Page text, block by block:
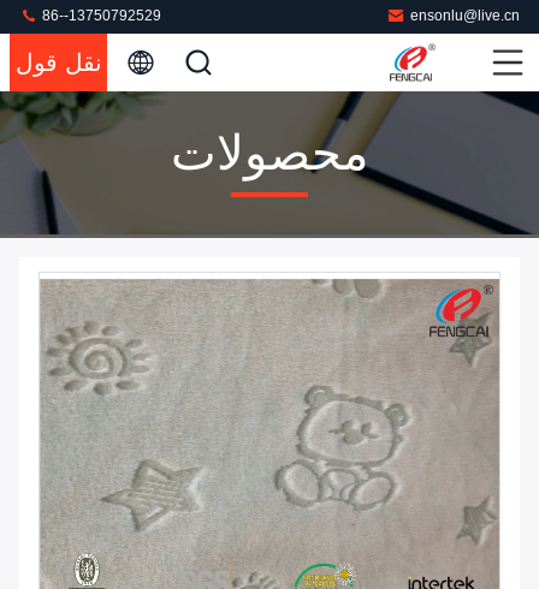
ensonlu@live.cn
86--13750792529
نقل قول
محصولات